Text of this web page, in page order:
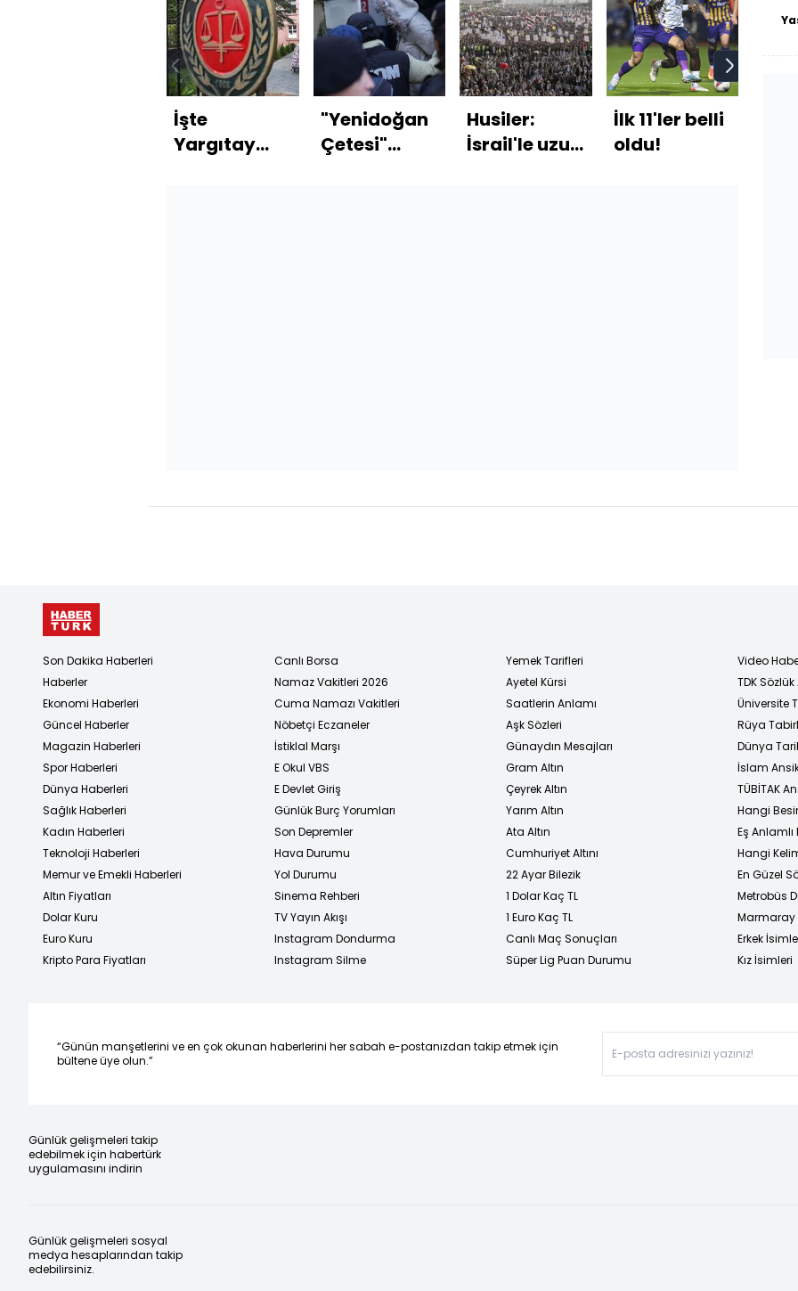
İşte
Yargıtay
"Yenidoğan
Çetesi"
Husiler:
İsrail'le uzun
İlk 11'ler belli
oldu!
Son Dakika Haberleri
Haberler
Ekonomi Haberleri
Güncel Haberler
Magazin Haberleri
Spor Haberleri
Dünya Haberleri
Sağlık Haberleri
Kadın Haberleri
Teknoloji Haberleri
Memur ve Emekli Haberleri
Altın Fiyatları
Dolar Kuru
Euro Kuru
Kripto Para Fiyatları
Canlı Borsa
Namaz Vakitleri 2026
Cuma Namazı Vakitleri
Nöbetçi Eczaneler
İstiklal Marşı
E Okul VBS
E Devlet Giriş
Günlük Burç Yorumları
Son Depremler
Hava Durumu
Yol Durumu
Sinema Rehberi
TV Yayın Akışı
Instagram Dondurma
Instagram Silme
Yemek Tarifleri
Ayetel Kürsi
Saatlerin Anlamı
Aşk Sözleri
Günaydın Mesajları
Gram Altın
Çeyrek Altın
Yarım Altın
Ata Altın
Cumhuriyet Altını
22 Ayar Bilezik
1 Dolar Kaç TL
1 Euro Kaç TL
Canlı Maç Sonuçları
Süper Lig Puan Durumu
Video
TDK
Üniversite
Rüya
Dünya
İslam
TÜBİTAK
Hangi
Eş
Hangi
En Güzel
Metrobüs
Marmaray
Erkek
Kız İsimleri
“Günün manşetlerini ve en çok okunan haberlerini her sabah e-postanızdan takip etmek için
bültene üye olun.”
Günlük gelişmeleri takip
edebilmek için habertürk
uygulamasını indirin
Günlük gelişmeleri sosyal
medya hesaplarından takip
edebilirsiniz.